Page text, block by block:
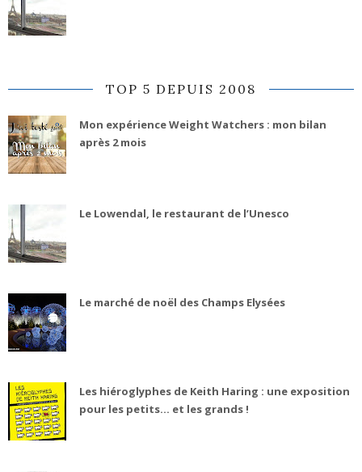
TOP 5 DEPUIS 2008
Mon expérience Weight Watchers : mon bilan
après 2 mois
Le Lowendal, le restaurant de l’Unesco
Le marché de noël des Champs Elysées
Les hiéroglyphes de Keith Haring : une exposition
pour les petits... et les grands !